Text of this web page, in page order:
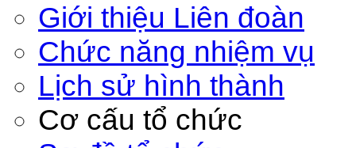
Giới thiệu Liên đoàn
Chức năng nhiệm vụ
Lịch sử hình thành
Cơ cấu tổ chức